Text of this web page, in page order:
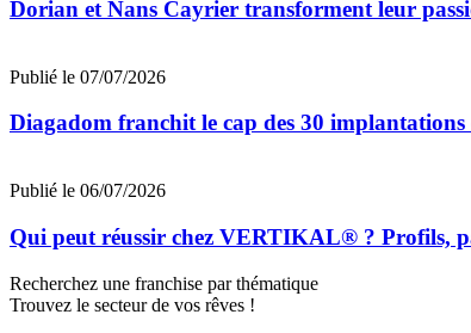
Dorian et Nans Cayrier transforment leur
Publié le 07/07/2026
Diagadom franchit le cap des 30
Publié le 06/07/2026
Qui peut réussir chez VERTIKAL® ? Profils,
Recherchez une franchise par thématique
Trouvez le secteur de vos rêves !